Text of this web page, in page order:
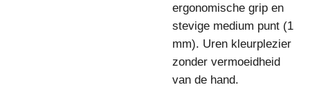
ergonomische grip en
stevige medium punt (1
mm). Uren kleurplezier
zonder vermoeidheid
van de hand.